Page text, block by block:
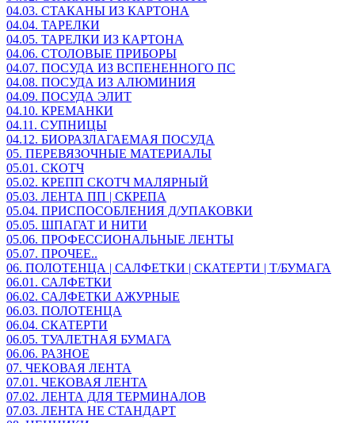
04.03. СТАКАНЫ ИЗ КАРТОНА
04.04. ТАРЕЛКИ
04.05. ТАРЕЛКИ ИЗ КАРТОНА
04.06. СТОЛОВЫЕ ПРИБОРЫ
04.07. ПОСУДА ИЗ ВСПЕНЕННОГО ПС
04.08. ПОСУДА ИЗ АЛЮМИНИЯ
04.09. ПОСУДА ЭЛИТ
04.10. КРЕМАНКИ
04.11. СУПНИЦЫ
04.12. БИОРАЗЛАГАЕМАЯ ПОСУДА
05. ПЕРЕВЯЗОЧНЫЕ МАТЕРИАЛЫ
05.01. СКОТЧ
05.02. КРЕПП СКОТЧ МАЛЯРНЫЙ
05.03. ЛЕНТА ПП | СКРЕПА
05.04. ПРИСПОСОБЛЕНИЯ Д/УПАКОВКИ
05.05. ШПАГАТ И НИТИ
05.06. ПРОФЕССИОНАЛЬНЫЕ ЛЕНТЫ
05.07. ПРОЧЕЕ..
06. ПОЛОТЕНЦА | САЛФЕТКИ | СКАТЕРТИ | Т/БУМАГА
06.01. САЛФЕТКИ
06.02. САЛФЕТКИ АЖУРНЫЕ
06.03. ПОЛОТЕНЦА
06.04. СКАТЕРТИ
06.05. ТУАЛЕТНАЯ БУМАГА
06.06. РАЗНОЕ
07. ЧЕКОВАЯ ЛЕНТА
07.01. ЧЕКОВАЯ ЛЕНТА
07.02. ЛЕНТА ДЛЯ ТЕРМИНАЛОВ
07.03. ЛЕНТА НЕ СТАНДАРТ